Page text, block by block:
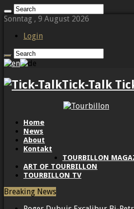
Sonntag , 9 August 2026
Login
Tick-Talk
Home
News
About
Kontakt
TOURBILLON
ART OF TOURBILLON
TOURBILLON TV
Breaking News